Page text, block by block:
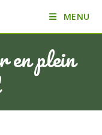
MENU
en plein